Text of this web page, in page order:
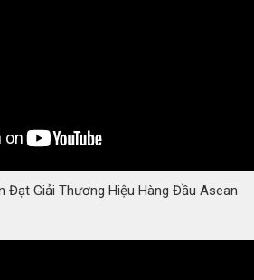
Đạt Giải Thương Hiệu Hàng Đầu Asean